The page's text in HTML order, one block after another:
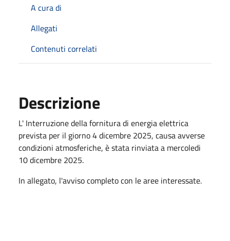
A cura di
Allegati
Contenuti correlati
Descrizione
L' Interruzione della fornitura di energia elettrica
prevista per il giorno 4 dicembre 2025, causa avverse
condizioni atmosferiche, è stata rinviata a mercoledi
10 dicembre 2025.
In allegato, l'avviso completo con le aree interessate.